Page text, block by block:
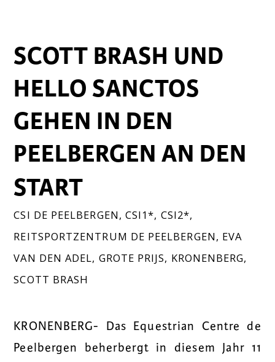
SCOTT BRASH UND
HELLO SANCTOS
GEHEN IN DEN
PEELBERGEN AN DEN
START
CSI DE PEELBERGEN, CSI1*, CSI2*,
REITSPORTZENTRUM DE PEELBERGEN, EVA
VAN DEN ADEL, GROTE PRIJS, KRONENBERG,
SCOTT BRASH
KRONENBERG- Das Equestrian Centre de
Peelbergen beherbergt in diesem Jahr 11